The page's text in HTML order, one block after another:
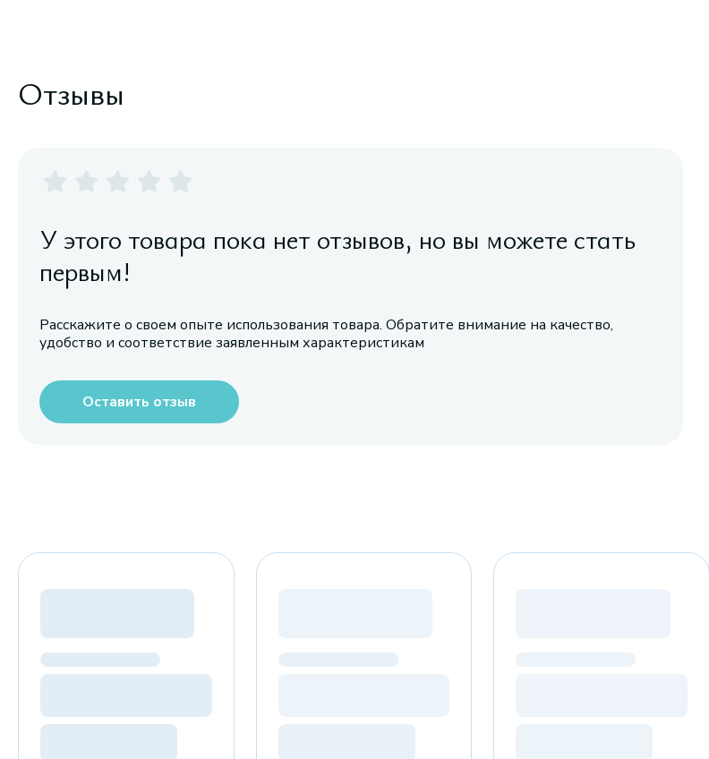
Отзывы
У этого товара пока нет отзывов, но вы можете стать
первым!
Расскажите о своем опыте использования товара. Обратите внимание на качество,
удобство и соответствие заявленным характеристикам
Оставить отзыв